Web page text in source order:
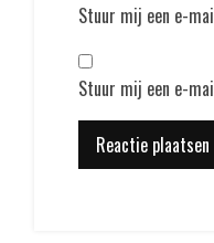
Stuur mij een e-
Stuur mij een e-